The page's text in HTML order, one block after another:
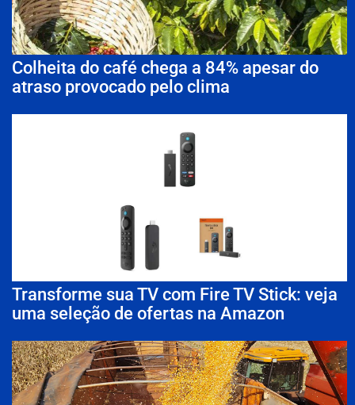
Colheita do café chega a 84% apesar do
atraso provocado pelo clima
Transforme sua TV com Fire TV Stick: veja
uma seleção de ofertas na Amazon